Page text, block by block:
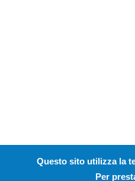
Questo sito utilizza la
Per